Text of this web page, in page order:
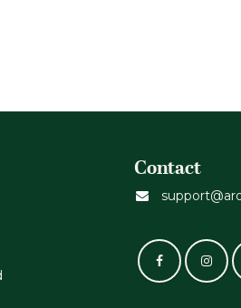
Contact